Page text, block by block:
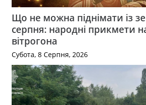
Що не можна піднімати із
серпня: народні прикмети
вітрогона
Субота, 8 Серпня, 2026